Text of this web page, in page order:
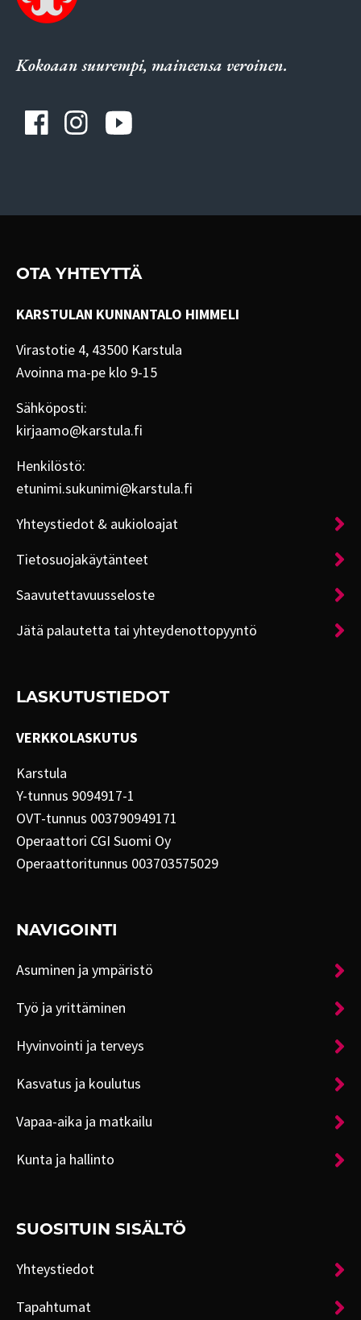
Kokoaan suurempi, maineensa veroinen.
OTA YHTEYTTÄ
KARSTULAN KUNNANTALO HIMMELI
Virastotie 4, 43500 Karstula
Avoinna ma-pe klo 9-15
Sähköposti:
kirjaamo@karstula.fi
Henkilöstö:
etunimi.sukunimi@karstula.fi
Yhteystiedot & aukioloajat
Tietosuojakäytänteet
Saavutettavuusseloste
Jätä palautetta tai yhteydenottopyyntö
LASKUTUSTIEDOT
VERKKOLASKUTUS
Karstula
Y-tunnus 9094917-1
OVT-tunnus 003790949171
Operaattori CGI Suomi Oy
Operaattoritunnus 003703575029
NAVIGOINTI
Asuminen ja ympäristö
Työ ja yrittäminen
Hyvinvointi ja terveys
Kasvatus ja koulutus
Vapaa-aika ja matkailu
Kunta ja hallinto
SUOSITUIN SISÄLTÖ
Yhteystiedot
Tapahtumat